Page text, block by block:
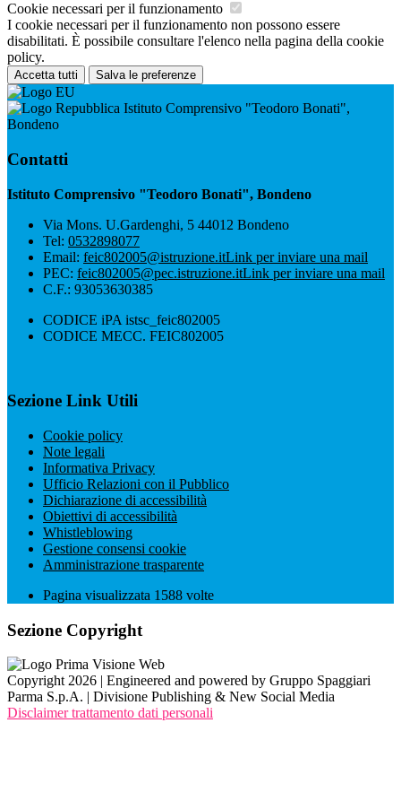
Cookie necessari per il funzionamento
I cookie necessari per il funzionamento non possono essere
disabilitati. È possibile consultare l'elenco nella pagina della cookie
policy.
Accetta tutti Salva le preferenze
Istituto Comprensivo "Teodoro Bonati",
Bondeno
Contatti
Istituto Comprensivo "Teodoro Bonati", Bondeno
Via Mons. U.Gardenghi, 5 44012 Bondeno
Tel: 0532898077
Email: feic802005@istruzione.itLink per inviare una mail
PEC: feic802005@pec.istruzione.itLink per inviare una mail
C.F.: 93053630385
CODICE iPA istsc_feic802005
CODICE MECC. FEIC802005
Sezione Link Utili
Cookie policy
Note legali
Informativa Privacy
Ufficio Relazioni con il Pubblico
Dichiarazione di accessibilità
Obiettivi di accessibilità
Whistleblowing
Gestione consensi cookie
Amministrazione trasparente
Pagina visualizzata 1588 volte
Sezione Copyright
Copyright 2026 | Engineered and powered by Gruppo Spaggiari
Parma S.p.A. | Divisione Publishing & New Social Media
Disclaimer trattamento dati personali